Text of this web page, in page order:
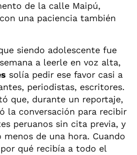
de la calle Maipú,
una paciencia también
siendo adolescente fue
a leerle en voz alta,
solía pedir ese favor casi a
periodistas, escritores.
que, durante un reportaje,
la conversación para recibir
peruanos sin cita previa, y
de una hora. Cuando
qué recibía a todo el